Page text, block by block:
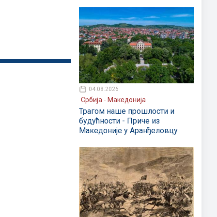
04.08.2026
Србија - Македонија
Трагом наше прошлости и
будућности - Приче из
Македоније у Аранђеловцу